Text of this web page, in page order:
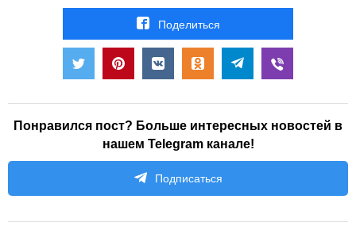
Поделиться
Понравился пост? Больше интересных новостей в
нашем Telegram канале!
Подписаться